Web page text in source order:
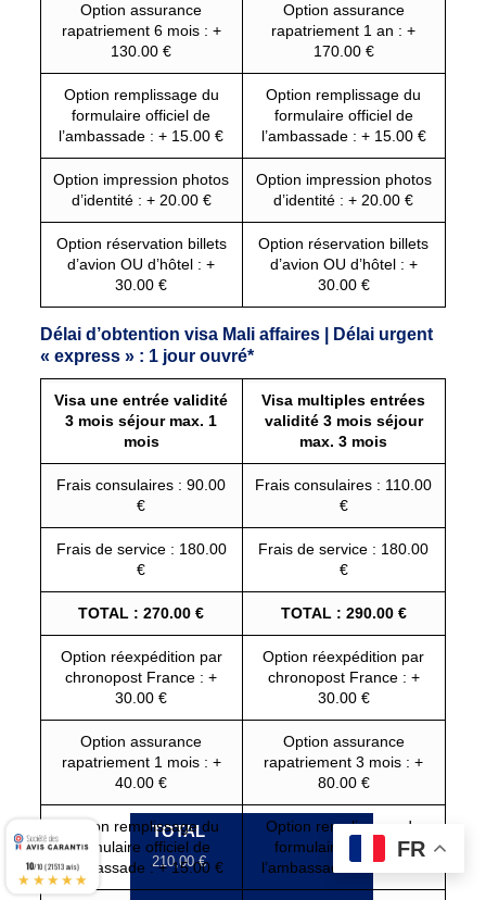
Frais consulaires
Prix: 90,00 €
Frais de service
Prix: 120,00 €
Mode livraison aller
Prix: 0,00 €
Mode livraison retour
Prix: 0,00 €
TOTAL
210,00 €
Option assurance
rapatriement 6 mois : +
130.00 €
Option assurance
rapatriement 1 an : +
170.00 €
Option remplissage du
formulaire officiel de
l’ambassade : + 15.00 €
Option remplissage du
formulaire officiel de
l’ambassade : + 15.00 €
Option impression photos
d’identité : + 20.00 €
Option impression photos
d’identité : + 20.00 €
Option réservation billets
d’avion OU d’hôtel : +
30.00 €
Option réservation billets
d’avion OU d’hôtel : +
30.00 €
Délai d’obtention visa Mali affaires | Délai urgent
« express » : 1 jour ouvré*
Visa une entrée validité
3 mois séjour max. 1
mois
Visa multiples entrées
validité 3 mois séjour
max. 3 mois
Frais consulaires : 90.00
€
Frais consulaires : 110.00
€
Frais de service : 180.00
€
Frais de service : 180.00
€
TOTAL : 270.00 € TOTAL : 290.00 €
Option réexpédition par
chronopost France : +
30.00 €
Option réexpédition par
chronopost France : +
30.00 €
Option assurance
rapatriement 1 mois : +
40.00 €
Option assurance
rapatriement 3 mois : +
80.00 €
Option remplissage du
formulaire officiel de
l’ambassade : + 15.00 €
Option remplissage du
formulaire officiel de
l’ambassade : + 15.00 €
FR
10/10 (21513 avis)
★★★★★